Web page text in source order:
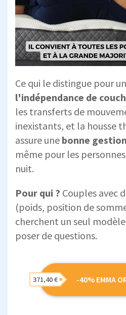
Ce qui le distingue pour
l'indépendance de
les transferts de
inexistants, et la housse
assure une bonne
même pour les
nuit.
Pour qui ? Couples avec
(poids, position de
cherchent un seul
poser de questions.
-40% EMMA
371,40 €